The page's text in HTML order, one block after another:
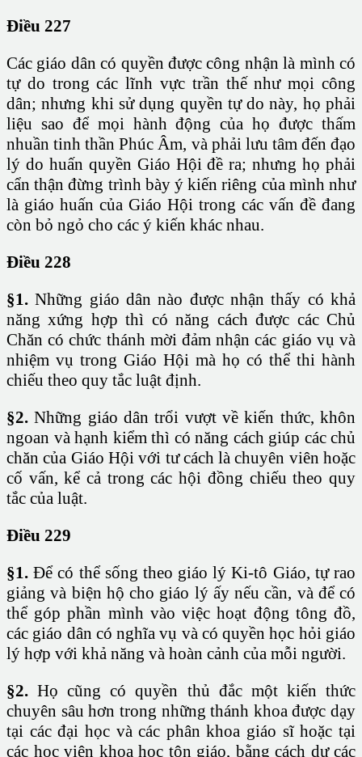
Điều 227
Các giáo dân có quyền được công nhận là mình có
tự do trong các lĩnh vực trần thế như mọi công
dân; nhưng khi sử dụng quyền tự do này, họ phải
liệu sao để mọi hành động của họ được thấm
nhuần tinh thần Phúc Âm, và phải lưu tâm đến đạo
lý do huấn quyền Giáo Hội đề ra; nhưng họ phải
cẩn thận đừng trình bày ý kiến riêng của mình như
là giáo huấn của Giáo Hội trong các vấn đề đang
còn bỏ ngỏ cho các ý kiến khác nhau.
Điều 228
§1. Những giáo dân nào được nhận thấy có khả
năng xứng hợp thì có năng cách được các Chủ
Chăn có chức thánh mời đảm nhận các giáo vụ và
nhiệm vụ trong Giáo Hội mà họ có thể thi hành
chiếu theo quy tắc luật định.
§2. Những giáo dân trổi vượt về kiến thức, khôn
ngoan và hạnh kiểm thì có năng cách giúp các chủ
chăn của Giáo Hội với tư cách là chuyên viên hoặc
cố vấn, kể cả trong các hội đồng chiếu theo quy
tắc của luật.
Điều 229
§1. Để có thể sống theo giáo lý Ki-tô Giáo, tự rao
giảng và biện hộ cho giáo lý ấy nếu cần, và để có
thể góp phần mình vào việc hoạt động tông đồ,
các giáo dân có nghĩa vụ và có quyền học hỏi giáo
lý hợp với khả năng và hoàn cảnh của mỗi người.
§2. Họ cũng có quyền thủ đắc một kiến thức
chuyên sâu hơn trong những thánh khoa được dạy
tại các đại học và các phân khoa giáo sĩ hoặc tại
các học viện khoa học tôn giáo, bằng cách dự các